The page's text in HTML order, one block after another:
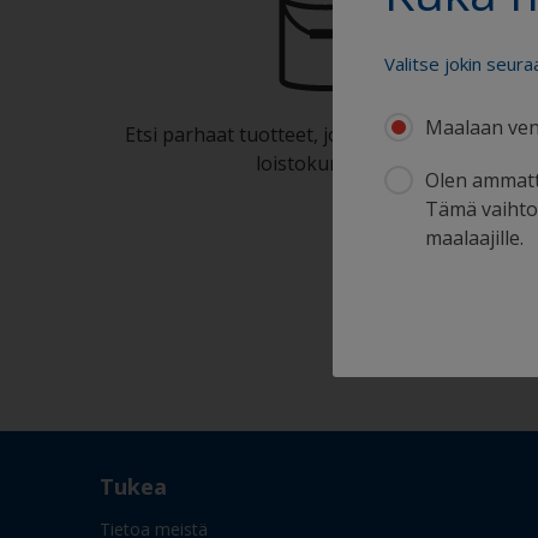
Valitse jokin
Maalaan
Olen
Tämä
maalaajille.
Etsi parhaat tuotteet, joilla voit pitää veneesi
loistokunnossa
Tukea
Tietoa meistä